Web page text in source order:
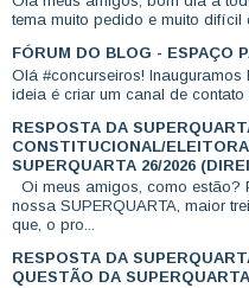
tema muito pedido e muito difícil
FÓRUM DO BLOG - ESPAÇO
Olá #concurseiros! Inauguramos
ideia é criar um canal de contato
RESPOSTA DA
CONSTITUCIONAL/
SUPERQUARTA 26/2026
Oi meus amigos, como
nossa SUPERQUARTA, maior
que, o pro...
RESPOSTA DA
QUESTÃO DA